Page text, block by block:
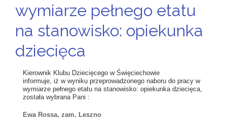
wymiarze pełnego etatu
na stanowisko: opiekunka
dziecięca
Kierownik Klubu Dziecięcego w Święciechowie
informuje, iż w wyniku przeprowadzonego naboru do pracy w
wymiarze pełnego etatu na stanowisko: opiekunka dziecięca,
została wybrana Pani :
Ewa Rossa, zam. Leszno